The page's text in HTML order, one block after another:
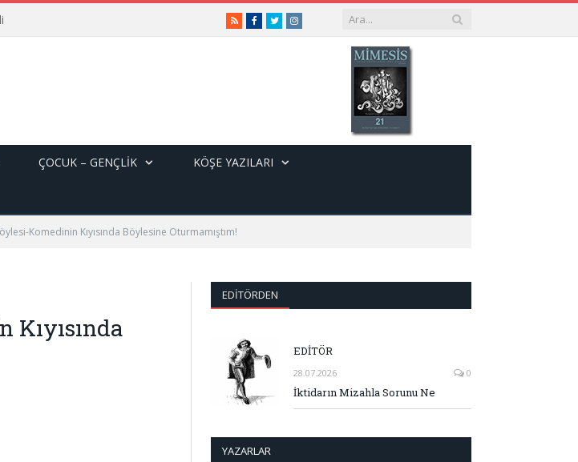
RSSFacebook
TwitterInstagram
ÇOCUK – GENÇLIK KÖŞE YAZILARI
Komedinin Kıyısında Böylesine Oturmamıştım!
EDITÖRDEN
EDİTÖR
28.07.2026 0
İktidarın Mizahla Sorunu Ne
YAZARLAR